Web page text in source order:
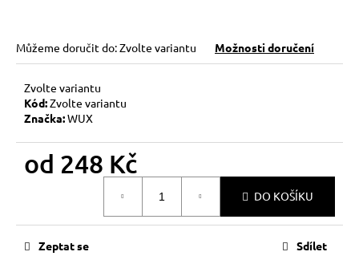
Můžeme doručit do:Zvolte variantu Možnosti doručení
Zvolte variantu
Kód:Zvolte variantu
Značka:WUX
od 248 Kč
DO KOŠÍKU
Zeptat se Sdílet
e
m
KABBALAH
NÁRAMEK
73
Kč